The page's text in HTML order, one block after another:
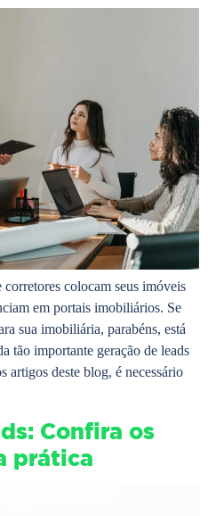
colocam seus imóveis
em portais imobiliários. Se
sua imobiliária, parabéns, está
tão importante geração de leads
artigos deste blog, é necessário
Confira os
prática